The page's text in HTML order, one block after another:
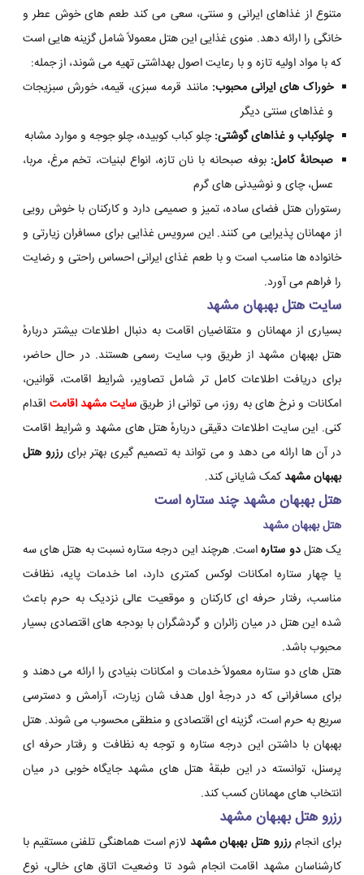
متنوع از غذاهای ایرانی و سنتی، سعی می کند طعم های خوش عطر و
خانگی را ارائه دهد. منوی غذایی این هتل معمولاً شامل گزینه هایی است
که با مواد اولیه تازه و با رعایت اصول بهداشتی تهیه می شوند، از جمله:
خوراک های ایرانی محبوب: مانند قرمه سبزی، قیمه، خورش سبزیجات
و غذاهای سنتی دیگر
چلوکباب و غذاهای گوشتی:چلو کباب کوبیده، چلو جوجه و موارد مشابه
صبحانهٔ کامل: بوفه صبحانه با نان تازه، انواع لبنیات، تخم مرغ، مربا،
عسل، چای و نوشیدنی های گرم
رستوران هتل فضای ساده، تمیز و صمیمی دارد و کارکنان با خوش رویی
از مهمانان پذیرایی می کنند. این سرویس غذایی برای مسافران زیارتی و
خانواده ها مناسب است و با طعم غذای ایرانی احساس راحتی و رضایت
را فراهم می آورد.
سایت هتل بهبهان مشهد
بسیاری از مهمانان و متقاضیان اقامت به دنبال اطلاعات بیشتر دربارهٔ
هتل بهبهان مشهد از طریق وب سایت رسمی هستند. در حال حاضر،
برای دریافت اطلاعات کامل تر شامل تصاویر، شرایط اقامت، قوانین،
امکانات و نرخ های به روز، می توانی از طریقسایت مشهد اقامت اقدام
کنی. این سایت اطلاعات دقیقی دربارهٔ هتل های مشهد و شرایط اقامت
در آن ها ارائه می دهد و می تواند به تصمیم گیری بهتر برای رزرو هتل
بهبهان مشهدکمک شایانی کند.
هتل بهبهان مشهد چند ستاره است
هتل بهبهان مشهد
یک هتلدو ستارهاست. هرچند این درجه ستاره نسبت به هتل های سه
یا چهار ستاره امکانات لوکس کمتری دارد، اما خدمات پایه، نظافت
مناسب، رفتار حرفه ای کارکنان و موقعیت عالی نزدیک به حرم باعث
شده این هتل در میان زائران و گردشگران با بودجه های اقتصادی بسیار
محبوب باشد.
هتل های دو ستاره معمولاً خدمات و امکانات بنیادی را ارائه می دهند و
برای مسافرانی که در درجهٔ اول هدف شان زیارت، آرامش و دسترسی
سریع به حرم است، گزینه ای اقتصادی و منطقی محسوب می شوند. هتل
بهبهان با داشتن این درجه ستاره و توجه به نظافت و رفتار حرفه ای
پرسنل، توانسته در این طبقهٔ هتل های مشهد جایگاه خوبی در میان
انتخاب های مهمانان کسب کند.
رزرو هتل بهبهان مشهد
برای انجامرزرو هتل بهبهان مشهد لازم است هماهنگی تلفنی مستقیم با
کارشناسان مشهد اقامت انجام شود تا وضعیت اتاق های خالی، نوع